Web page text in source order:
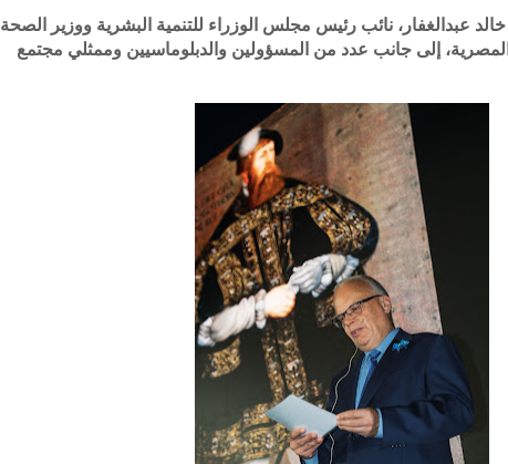
عبدالغفار، نائب رئيس مجلس الوزراء للتنمية البشرية ووزير الصحة
إلى جانب عدد من المسؤولين والدبلوماسيين وممثلي مجتمع